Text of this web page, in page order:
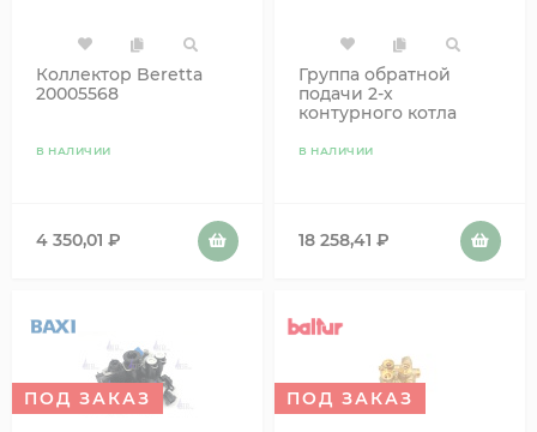
Коллектор Beretta
20005568
В НАЛИЧИИ
4 350,01 ₽
Группа обратной
подачи 2-х
контурного котла
В НАЛИЧИИ
18 258,41 ₽
ПОД ЗАКАЗ ПОД ЗАКАЗ